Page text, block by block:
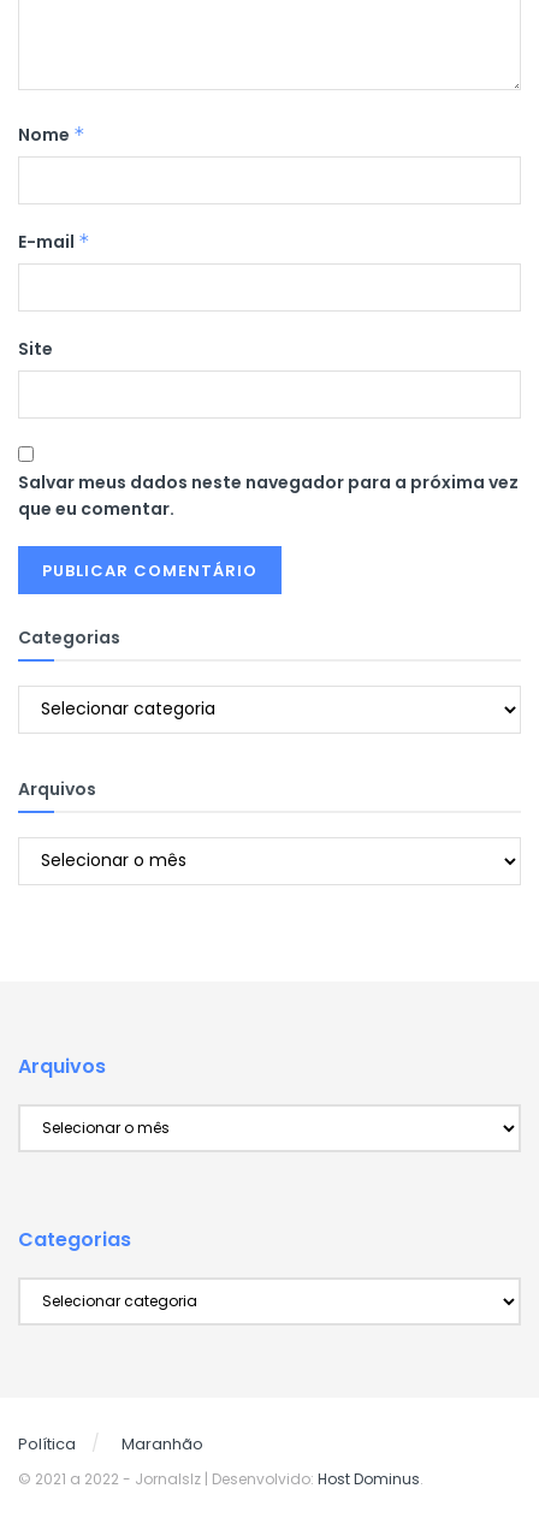
Nome *
E-mail *
Site
Salvar meus dados neste navegador para a próxima vez
que eu comentar.
Categorias
Categorias
Arquivos
Arquivos
Arquivos
Categorias
Política Maranhão
© 2021 a 2022 - Jornalslz | Desenvolvido: Host Dominus.